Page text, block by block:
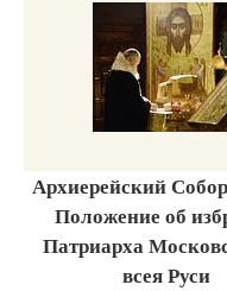
Архиерейский
Положение об
Патриарха
всея Руси